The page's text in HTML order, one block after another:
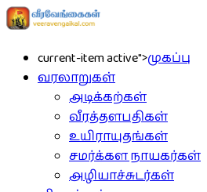
current-item active">முகப்பு
வரலாறுகள்
அடிக்கற்கள்
வீரத்தளபதிகள்
உயிராயுதங்கள்
சமர்க்கள நாயகர்கள்
அழியாச்சுடர்கள்